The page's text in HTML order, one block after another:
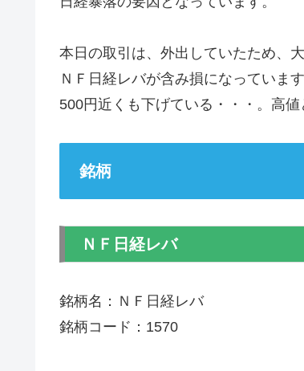
本日の取引は、外出していたため、
ＮＦ日経レバが含み損になっていま
500円近くも下げている・・・。高
銘柄
ＮＦ日経レバ
銘柄名：ＮＦ日経レバ
銘柄コード：1570